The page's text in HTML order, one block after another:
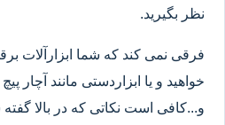
نظر بگیرید.
فرقی نمی کند که شما ابزارآلات
خواهید و یا ابزاردستی مانند آچار
و...کافی است نکاتی که در بالا گفته